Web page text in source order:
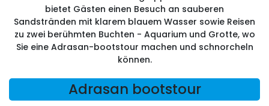
bietet Gästen einen Besuch an sauberen
Sandstränden mit klarem blauem Wasser sowie Reisen
zu zwei berühmten Buchten - Aquarium und Grotte, wo
Sie eine Adrasan-bootstour machen und schnorcheln
können.
Adrasan bootstour